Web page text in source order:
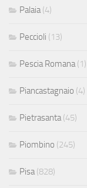
Palaia (4)
Peccioli (13)
Pescia Romana (1)
Piancastagnaio (4)
Pietrasanta (45)
Piombino (245)
Pisa (828)